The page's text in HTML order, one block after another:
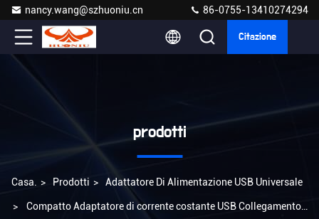
nancy.wang@szhuoniu.cn 86-0755-13410274294
Citazione
prodotti
Casa. > Prodotti > Adattatore Di Alimentazione USB Universale
> Compatto Adaptatore di corrente costante USB Collegamento